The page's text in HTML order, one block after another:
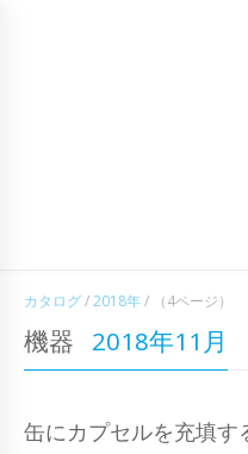
カタログ/2018年/ （4ページ）
機器 2018年11月
缶にカプセルを充填す